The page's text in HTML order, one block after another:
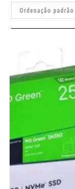
Ordenação padrão